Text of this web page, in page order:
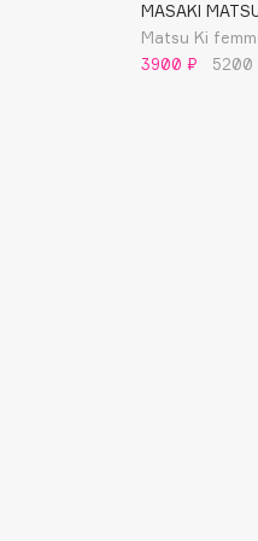
MASAKI
Matsu Ki
3900 ₽
5200